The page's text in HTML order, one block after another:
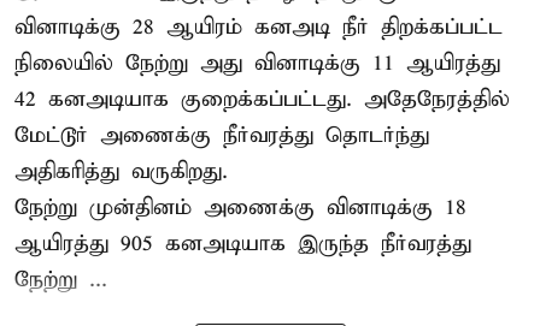
வினாடிக்கு 28 ஆயிரம் கனஅடி நீர் திறக்கப்பட்ட
நிலையில் நேற்று அது வினாடிக்கு 11 ஆயிரத்து
42 கனஅடியாக குறைக்கப்பட்டது. அதேநேரத்தில்
மேட்டூர் அணைக்கு நீர்வரத்து தொடர்ந்து
அதிகரித்து வருகிறது.
நேற்று முன்தினம் அணைக்கு வினாடிக்கு 18
ஆயிரத்து 905 கனஅடியாக இருந்த நீர்வரத்து
நேற்று ...